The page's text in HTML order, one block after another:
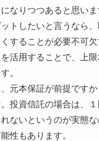
なりつつあると思いま
トしたいと言うなら、
することが必要不可
活用することで、上
。
元本保証が前提です
投資信託の場合は、１
ないというのが実態
性もあります。